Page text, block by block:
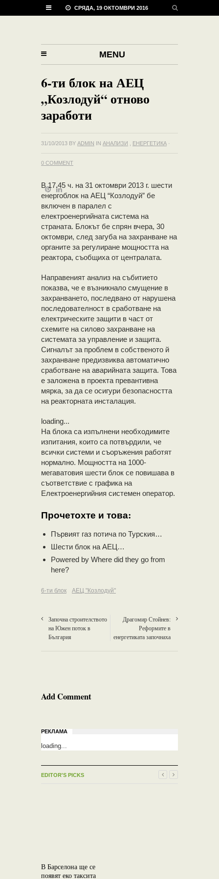
СРЯДА, 19 ОКТОМВРИ 2016
MENU
6-ти блок на АЕЦ
„Козлодуй“ отново
заработи
31/10/2013 BY ADMIN IN АНАЛИЗИ ЕНЕРГЕТИКА ·
0 COMMENT
В 17.45 ч. на 31 октомври 2013 г. шести
енергоблок на АЕЦ “Козлодуй” бе
включен в паралел с
електроенергийната система на
страната. Блокът бе спрян вчера, 30
октомври, след загуба на захранване на
органите за регулиране мощността на
реактора, съобщиха от централата.
Направеният анализ на събитието
показва, че е възникнало смущение в
захранването, последвано от нарушена
последователност в сработване на
електрическите защити в част от
схемите на силово захранване на
системата за управление и защита.
Сигналът за проблем в собственото й
захранване предизвиква автоматично
сработване на аварийната защита. Това
е заложена в проекта превантивна
мярка, за да се осигури безопасността
на реакторната инсталация.
loading...
На блока са изпълнени необходимите
изпитания, които са потвърдили, че
всички системи и съоръжения работят
нормално. Мощността на 1000-
мегаватовия шести блок се повишава в
съответствие с графика на
Електроенергийния системен оператор.
Прочетохте и това:
Първият газ потича по Турския…
Шести блок на АЕЦ…
Powered by Where did they go from
here?
6-ти блок АЕЦ "Козлодуй"
Започна строителството
на Южен поток в
България
Драгомир Стойнев:
Реформите в
енергетиката започнаха
Add Comment
РЕКЛАМА
loading...
EDITOR'S PICKS
В Барселона ще се
появят еко таксита